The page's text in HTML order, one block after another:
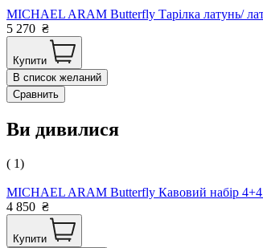
MICHAEL ARAM Butterfly Тарілка латунь/
5 270 ₴
Купити
В список желаний
Сравнить
Ви дивилися
( 1)
MICHAEL ARAM Butterfly Кавовий набір
4 850 ₴
Купити